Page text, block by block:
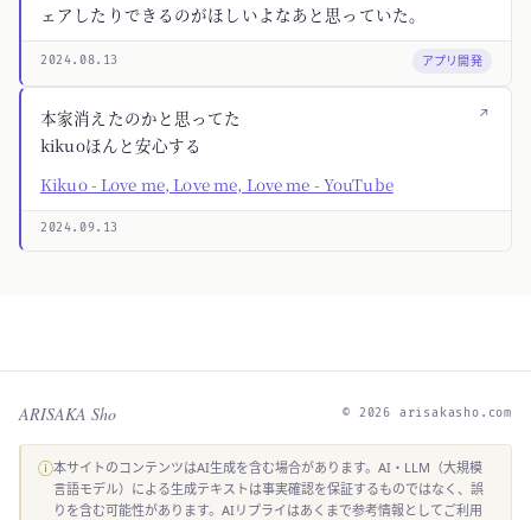
ェアしたりできるのがほしいよなあと思っていた。
2024.08.13 アプリ開発
↗
本家消えたのかと思ってた
kikuoほんと安心する
Kikuo - Love me, Love me, Love me - YouTube
2024.09.13
ARISAKA Sho © 2026 arisakasho.com
ⓘ本サイトのコンテンツはAI生成を含む場合があります。AI・LLM（大規模
言語モデル）による生成テキストは事実確認を保証するものではなく、誤
りを含む可能性があります。AIリプライはあくまで参考情報としてご利用